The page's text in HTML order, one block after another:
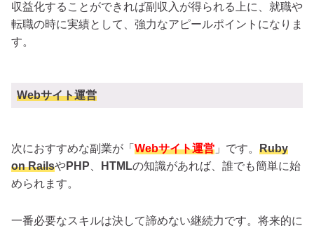
収益化することができれば副収入が得られる上に、就職や
転職の時に実績として、強力なアピールポイントになりま
す。
Webサイト運営
次におすすめな副業が「 Webサイト運営 」です。 Ruby
on RailsやPHP HTMLの知識があれば、誰でも簡単に始
められます。
一番必要なスキルは決して諦めない継続力です。将来的に